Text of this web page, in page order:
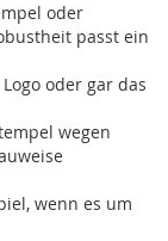
oder
passt ein
oder gar das
wegen
wenn es um